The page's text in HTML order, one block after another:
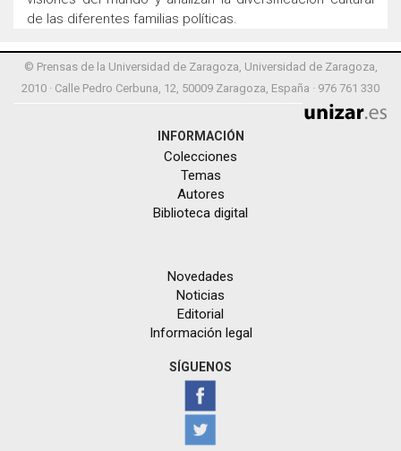
de las diferentes familias políticas.
© Prensas de la Universidad de Zaragoza, Universidad de Zaragoza,
2010 · Calle Pedro Cerbuna, 12, 50009 Zaragoza, España · 976 761 330
INFORMACIÓN
Colecciones
Temas
Autores
Biblioteca digital
Novedades
Noticias
Editorial
Información legal
SÍGUENOS